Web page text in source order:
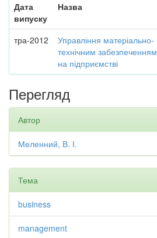
Дата
випуску
Назва
тра-2012
Управління матеріально-
технічним забезпеченням
на підприємстві
Перегляд
Автор
Меленний, В. І.
Тема
business
management